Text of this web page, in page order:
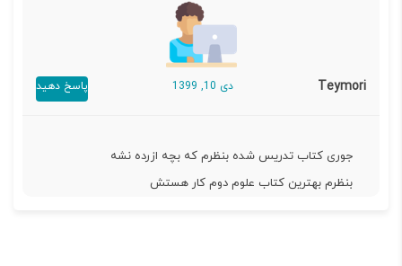
Teymori دی 10, 1399 پاسخ دهید
جوری کتاب تدریس شده بنظرم که بچه ازرده نشه
بنظرم بهترین کتاب علوم دوم کار هستش